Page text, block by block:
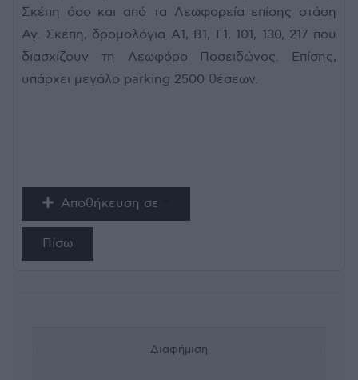
Σκέπη όσο και από τα Λεωφορεία επίσης στάση
Αγ. Σκέπη, δρομολόγια Α1, Β1, Γ1, 101, 130, 217 που
διασχίζουν τη Λεωφόρο Ποσειδώνος. Επίσης,
υπάρχει μεγάλο parking 2500 θέσεων.
Αποθήκευση σε
Πίσω
Διαφήμιση